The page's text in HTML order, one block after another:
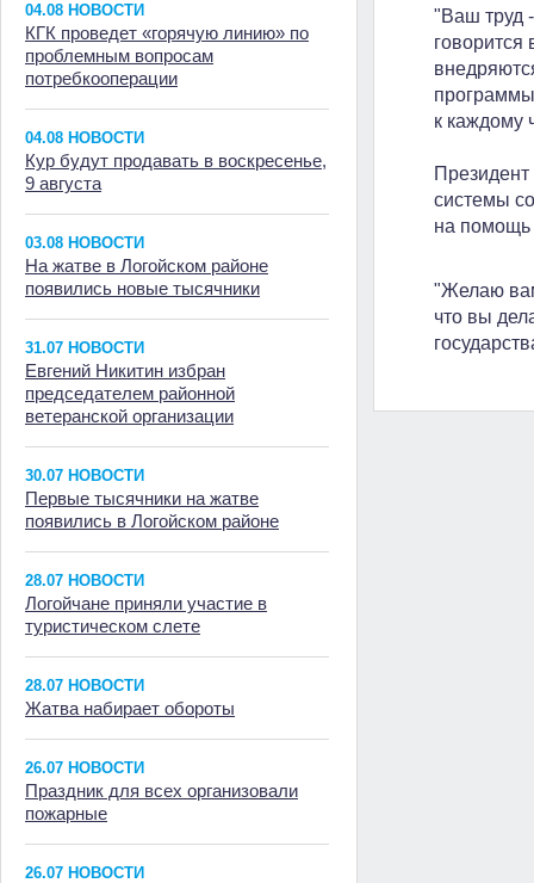
04.08 НОВОСТИ
КГК проведет «горячую линию» по
проблемным вопросам
потребкооперации
04.08 НОВОСТИ
Кур будут продавать в воскресенье,
9 августа
03.08 НОВОСТИ
На жатве в Логойском районе
появились новые тысячники
31.07 НОВОСТИ
Евгений Никитин избран
председателем районной
ветеранской организации
30.07 НОВОСТИ
Первые тысячники на жатве
появились в Логойском районе
28.07 НОВОСТИ
Логойчане приняли участие в
туристическом слете
28.07 НОВОСТИ
Жатва набирает обороты
26.07 НОВОСТИ
Праздник для всех организовали
пожарные
26.07 НОВОСТИ
"Ваш труд
говорится
к каждому
системы
на помощь
"Желаю вам
что вы